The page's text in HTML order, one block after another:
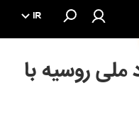
IR
ملی روسیه با